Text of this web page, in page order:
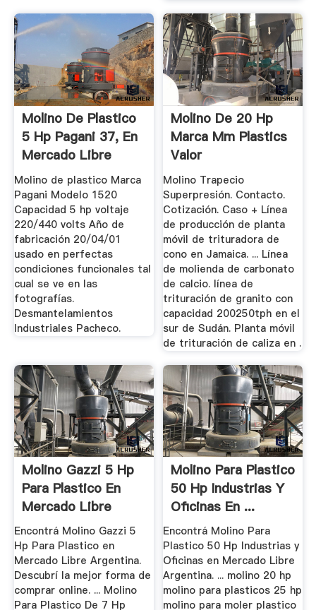
Molino De Plastico
5 Hp Pagani 37, En
Mercado Libre
Molino de plastico Marca
Pagani Modelo 1520
Capacidad 5 hp voltaje
220/440 volts Año de
fabricación 20/04/01
usado en perfectas
condiciones funcionales tal
cual se ve en las
fotografías.
Desmantelamientos
Industriales Pacheco.
Molino De 20 Hp
Marca Mm Plastics
Valor
Molino Trapecio
Superpresión. Contacto.
Cotización. Caso + Línea
de producción de planta
móvil de trituradora de
cono en Jamaica. ... Línea
de molienda de carbonato
de calcio. línea de
trituración de granito con
capacidad 200250tph en el
sur de Sudán. Planta móvil
de trituración de caliza en .
Molino Gazzi 5 Hp
Para Plastico En
Mercado Libre
Argentina
Encontrá Molino Gazzi 5
Hp Para Plastico en
Mercado Libre Argentina.
Descubrí la mejor forma de
comprar online. ... Molino
Para Plastico De 7 Hp
Molino Para Plastico
50 Hp Industrias Y
Oficinas En ...
Encontrá Molino Para
Plastico 50 Hp Industrias y
Oficinas en Mercado Libre
Argentina. ... molino 20 hp
molino para plasticos 25 hp
molino para moler plastico